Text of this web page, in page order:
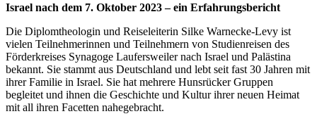
Israel nach dem 7. Oktober 2023 – ein Erfahrungsbericht
Die Diplomtheologin und Reiseleiterin Silke Warnecke-Levy ist
vielen Teilnehmerinnen und Teilnehmern von Studienreisen des
Förderkreises Synagoge Laufersweiler nach Israel und Palästina
bekannt. Sie stammt aus Deutschland und lebt seit fast 30 Jahren mit
ihrer Familie in Israel. Sie hat mehrere Hunsrücker Gruppen
begleitet und ihnen die Geschichte und Kultur ihrer neuen Heimat
mit all ihren Facetten nahegebracht.